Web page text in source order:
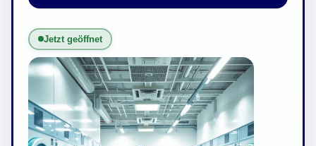
Jetzt geöffnet